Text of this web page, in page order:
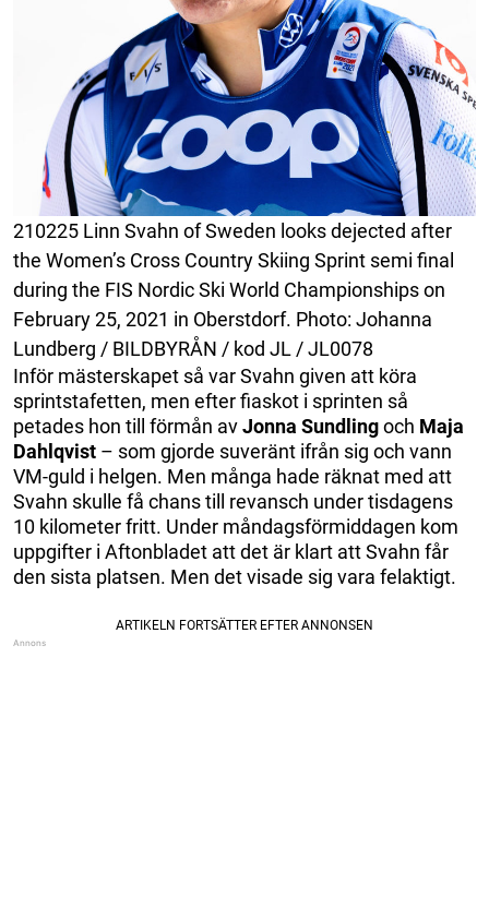
210225 Linn Svahn of Sweden looks dejected after
the Women’s Cross Country Skiing Sprint semi final
during the FIS Nordic Ski World Championships on
February 25, 2021 in Oberstdorf. Photo: Johanna
Lundberg / BILDBYRÅN / kod JL / JL0078
Inför mästerskapet så var Svahn given att köra
sprintstafetten, men efter fiaskot i sprinten så
petades hon till förmån avJonna Sundlingoch Maja
Dahlqvist – som gjorde suveränt ifrån sig och vann
VM-guld i helgen. Men många hade räknat med att
Svahn skulle få chans till revansch under tisdagens
10 kilometer fritt. Under måndagsförmiddagen kom
uppgifter i Aftonbladet att det är klart att Svahn får
den sista platsen. Men det visade sig vara felaktigt.